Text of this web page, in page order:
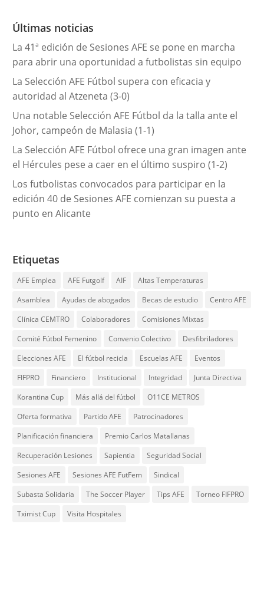
r
a
s
Últimas noticias
La 41ª edición de Sesiones AFE se pone en marcha
para abrir una oportunidad a futbolistas sin equipo
La Selección AFE Fútbol supera con eficacia y
autoridad al Atzeneta (3-0)
Una notable Selección AFE Fútbol da la talla ante el
Johor, campeón de Malasia (1-1)
La Selección AFE Fútbol ofrece una gran imagen ante
el Hércules pese a caer en el último suspiro (1-2)
Los futbolistas convocados para participar en la
edición 40 de Sesiones AFE comienzan su puesta a
punto en Alicante
Etiquetas
AFE Emplea AFE Futgolf AIF
Altas Temperaturas
Asamblea
Ayudas de abogados Becas de estudio
Centro AFE
Clínica CEMTRO
Colaboradores
Comisiones Mixtas
Comité Fútbol Femenino
Convenio Colectivo
Desfibriladores
Elecciones AFE
El fútbol recicla Escuelas AFE
Eventos
FIFPRO
Financiero Institucional Integridad
Junta Directiva
Korantina Cup
Más allá del fútbol
O11CE METROS
Oferta formativa
Partido AFE
Patrocinadores
Planificación financiera
Premio Carlos Matallanas
Recuperación Lesiones
Sapientia
Seguridad Social
Sesiones AFE
Sesiones AFE FutFem
Sindical
Subasta Solidaria
The Soccer Player Tips AFE
Torneo FIFPRO
Tximist Cup
Visita Hospitales